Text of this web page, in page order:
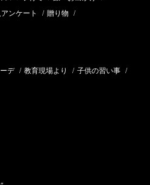
ンケート / 贈り物 /
デ / 教育現場より / 子供の習い事 /